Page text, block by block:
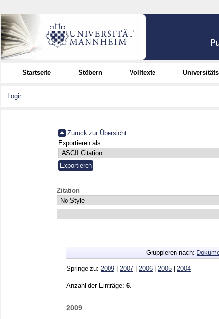
Startseite Stöbern Volltexte
Login
Zurück zur Übersicht
Exportieren als
Zitation
Gruppieren nach:
Springe zu: 2009 2007 2006 2005 2004
Anzahl der Einträge: 6
2009